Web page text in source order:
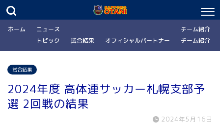
ホーム
ニュース
トピック
試合結果 オフィシャルパートナー
チーム紹介
チーム紹介
試合結果
2024年度 高体連サッカー札幌支部予
選 2回戦の結果
2024年5月16日